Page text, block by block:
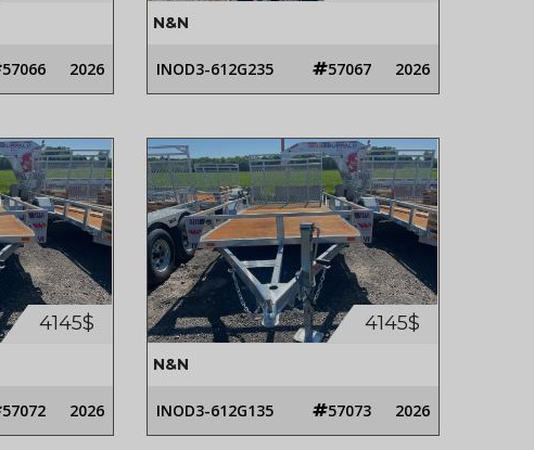
57066 2026
N&N
INOD3-612G235 57067 2026
4145$
57072 2026
4145$
N&N
INOD3-612G135 57073 2026